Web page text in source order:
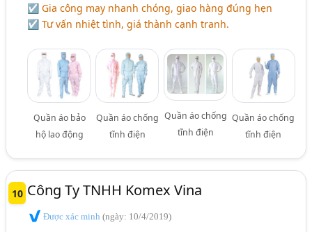
☑ Gia công may nhanh chóng, giao hàng đúng hẹn
☑ Tư vấn nhiệt tình, giá thành cạnh tranh.
Quần áo bảo
hộ lao động
Quần áo chống
tĩnh điện
Quần áo chống
tĩnh điện
Quần áo chống
tĩnh điện
10 Công Ty TNHH Komex Vina
Được xác minh(ngày: 10/4/2019)